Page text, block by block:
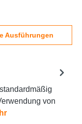
Ausführungen
von